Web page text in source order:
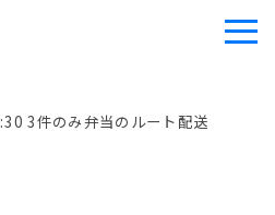
3件のみ弁当のルート配送